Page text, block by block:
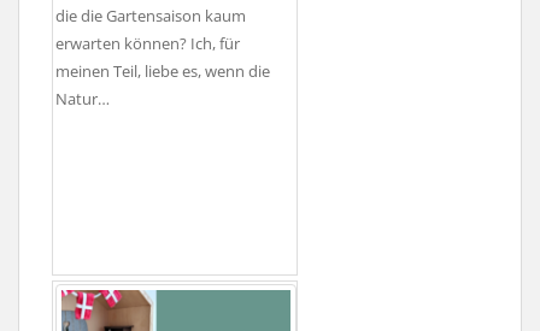
die die Gartensaison kaum
erwarten können? Ich, für
meinen Teil, liebe es, wenn die
Natur…